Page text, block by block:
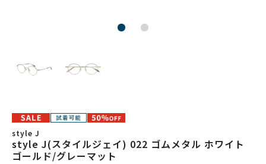
style J
style J(スタイルジェイ) 022 ゴムメタル ホワイト
ゴールド/グレーマット